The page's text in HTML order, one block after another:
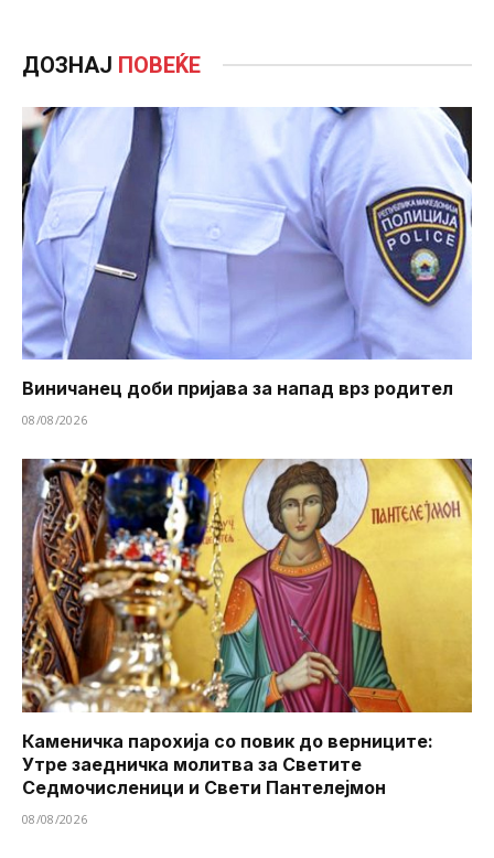
ДОЗНАЈ ПОВЕЌЕ
Виничанец доби пријава за напад врз родител
08/08/2026
Каменичка парохија со повик до верниците:
Утре заедничка молитва за Светите
Седмочисленици и Свети Пантелејмон
08/08/2026